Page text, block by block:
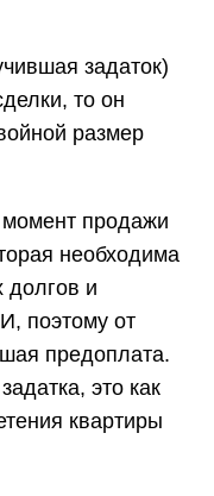
задаток)
то он
размер
момент продажи
необходима
долгов и
поэтому от
предоплата.
это как
квартиры